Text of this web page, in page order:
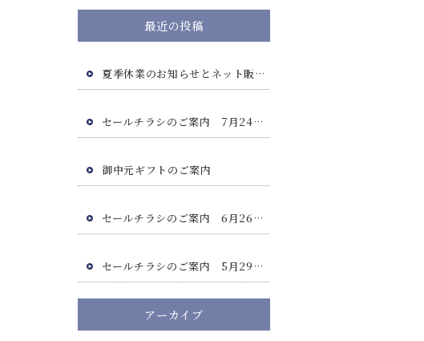
最近の投稿
夏季休業のお知らせとネット販売につきまして
セールチラシのご案内 7月24日(金)・7月25日(土)
御中元ギフトのご案内
セールチラシのご案内 6月26日(金)・6月27日(土)
セールチラシのご案内 5月29日(金)・5月30日(土)
アーカイブ